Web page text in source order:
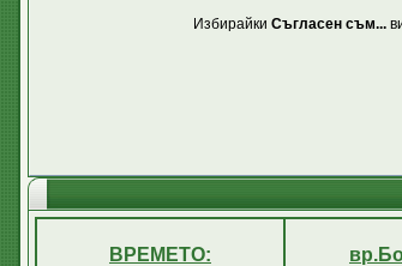
Избирайки Съгласен съм...
ВРЕМЕТО: